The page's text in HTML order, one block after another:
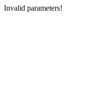
Invalid parameters!